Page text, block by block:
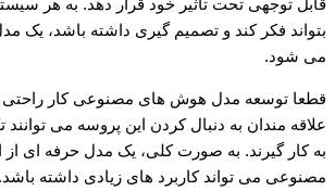
قابل توجهی تحت تاثیر خود قرار دهد. به هر
بتواند فکر کند و تصمیم گیری داشته باشد،
می شود.
قطعا توسعه مدل هوش های مصنوعی کار راحتی
علاقه مندان به دنبال کردن این پروسه می
به کار گیرند. به صورت کلی، یک مدل حرفه ای
مصنوعی می تواند کاربرد های زیادی داشته